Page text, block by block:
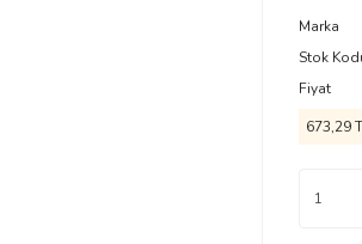
Marka
Stok
Fiyat
673,29